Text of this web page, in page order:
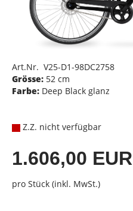
Art.Nr. V25-D1-98DC2758
Grösse: 52 cm
Farbe: Deep Black glanz
Z.Z. nicht verfügbar
1.606,00 EUR
pro Stück (inkl. MwSt.)